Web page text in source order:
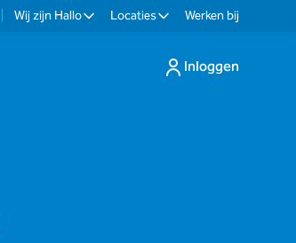
Wij zijn Hallo Locaties Werken bij
Inloggen